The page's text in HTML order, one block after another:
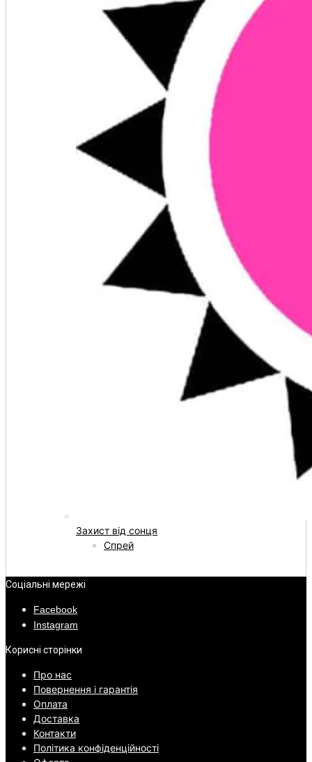
Захист від сонця
Спрей
Соціальні мережі
Facebook
Instagram
Корисні сторінки
Про нас
Повернення і гарантія
Оплата
Доставка
Контакти
Політика конфіденційності